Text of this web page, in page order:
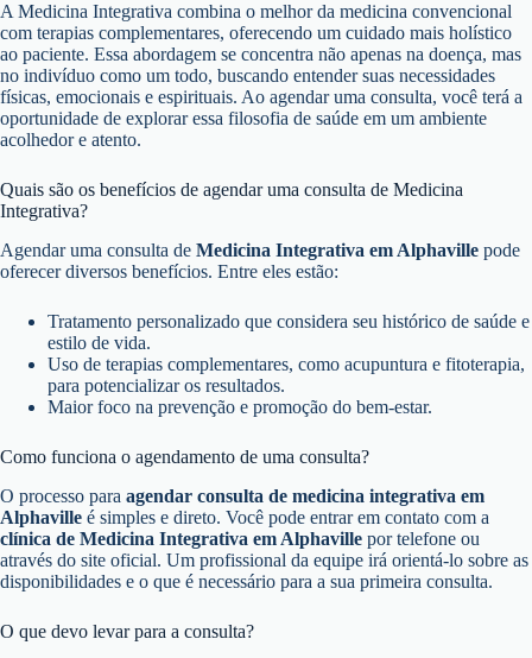
A Medicina Integrativa combina o melhor da medicina convencional
com terapias complementares, oferecendo um cuidado mais holístico
ao paciente. Essa abordagem se concentra não apenas na doença, mas
no indivíduo como um todo, buscando entender suas necessidades
físicas, emocionais e espirituais. Ao agendar uma consulta, você terá a
oportunidade de explorar essa filosofia de saúde em um ambiente
acolhedor e atento.
Quais são os benefícios de agendar uma consulta de Medicina
Integrativa?
Agendar uma consulta de Medicina Integrativa em Alphaville pode
oferecer diversos benefícios. Entre eles estão:
Tratamento personalizado que considera seu histórico de saúde e
estilo de vida.
Uso de terapias complementares, como acupuntura e fitoterapia,
para potencializar os resultados.
Maior foco na prevenção e promoção do bem-estar.
Como funciona o agendamento de uma consulta?
O processo para agendar consulta de medicina integrativa em
Alphaville é simples e direto. Você pode entrar em contato com a
clínica de Medicina Integrativa em Alphaville por telefone ou
através do site oficial. Um profissional da equipe irá orientá-lo sobre as
disponibilidades e o que é necessário para a sua primeira consulta.
O que devo levar para a consulta?